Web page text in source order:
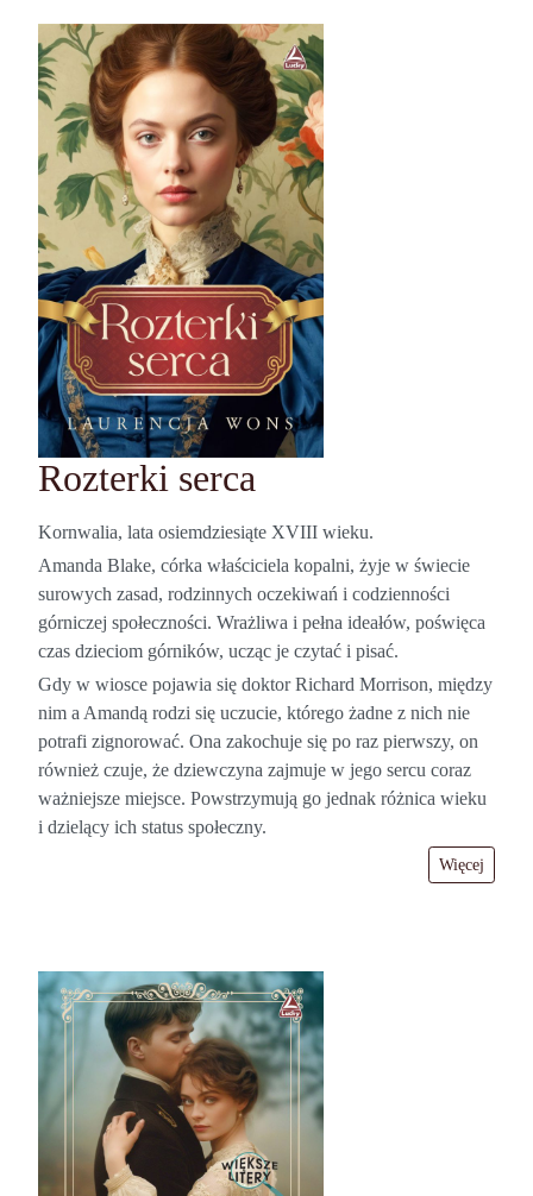
Rozterki serca
Kornwalia, lata osiemdziesiąte XVIII wieku.
Amanda Blake, córka właściciela kopalni, żyje w świecie
surowych zasad, rodzinnych oczekiwań i codzienności
górniczej społeczności. Wrażliwa i pełna ideałów, poświęca
czas dzieciom górników, ucząc je czytać i pisać.
Gdy w wiosce pojawia się doktor Richard Morrison, między
nim a Amandą rodzi się uczucie, którego żadne z nich nie
potrafi zignorować. Ona zakochuje się po raz pierwszy, on
również czuje, że dziewczyna zajmuje w jego sercu coraz
ważniejsze miejsce. Powstrzymują go jednak różnica wieku
i dzielący ich status społeczny.
Więcej